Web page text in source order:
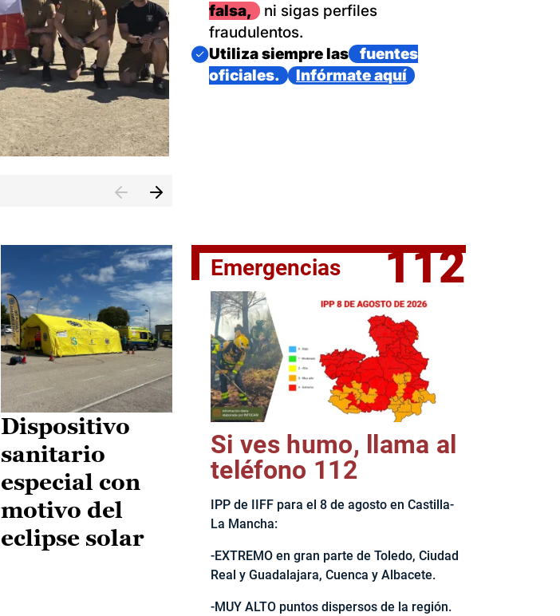
II Vuelta Ciclista CLM LEADER
falsa,
ni sigas perfiles
fraudulentos.
Imagen
Utiliza siempre las
fuentes
oficiales.
Infórmate aquí
Dispositivo
sanitario
especial con
motivo del
eclipse solar
Emergencias 112
Si ves humo, llama al
teléfono 112
IPP de IIFF para el 8 de agosto en Castilla-
La Mancha:
-EXTREMO en gran parte de Toledo, Ciudad
Real y Guadalajara, Cuenca y Albacete.
-MUY ALTO puntos dispersos de la región.